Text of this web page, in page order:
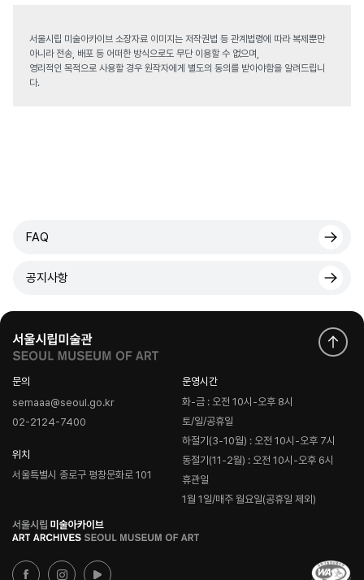
서울시립 미술아카이브 소장자료 이미지는 저작권법 등 관계법령에 따라 복제뿐만
아니라 전송, 배포 등 어떠한 방식으로도 무단 이용할 수 없으며,
영리적인 목적으로 사용할 경우 원작자에게 별도의 동의를 받아야함을 알려드립니
다.
FAQ
공지사항
문의
semaaa@seoul.go.kr
02-2124-7400
위치
서울특별시 종로구 평창문화로 101
운영시간
화-금 : 오전 10시-오후 8시
토/일/공휴일
하절기(3-10월) : 오전 10시-오후 7시
동절기(11-2월) : 오전 10시-오후 6시
휴관일
1월 1일/매주 월요일(공휴일 제외)
로
고